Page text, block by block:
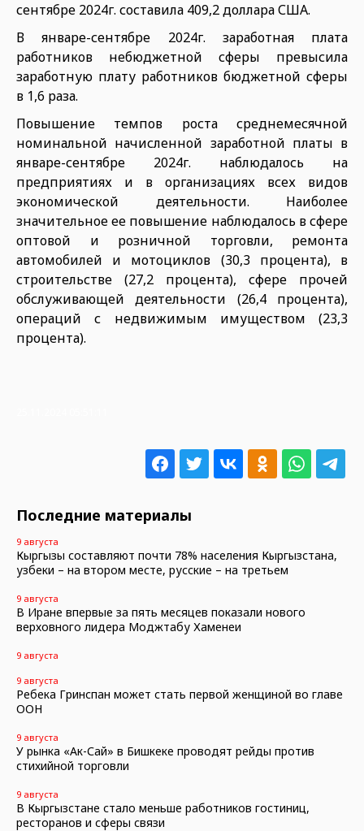
сентябре 2024г. составила 409,2 доллара США.
В январе-сентябре 2024г. заработная плата
работников небюджетной сферы превысила
заработную плату работников бюджетной сферы
в 1,6 раза.
Повышение темпов роста среднемесячной
номинальной начисленной заработной платы в
январе-сентябре 2024г. наблюдалось на
предприятиях и в организациях всех видов
экономической деятельности. Наиболее
значительное ее повышение наблюдалось в сфере
оптовой и розничной торговли, ремонта
автомобилей и мотоциклов (30,3 процента), в
строительстве (27,2 процента), сфере прочей
обслуживающей деятельности (26,4 процента),
операций с недвижимым имуществом (23,3
процента).
Последние материалы
9 августа
Кыргызы составляют почти 78% населения Кыргызстана,
узбеки – на втором месте, русские – на третьем
9 августа
В Иране впервые за пять месяцев показали нового
верховного лидера Моджтабу Хаменеи
9 августа
9 августа
Ребека Гринспан может стать первой женщиной во главе
ООН
9 августа
У рынка «Ак-Сай» в Бишкеке проводят рейды против
стихийной торговли
9 августа
В Кыргызстане стало меньше работников гостиниц,
ресторанов и сферы связи